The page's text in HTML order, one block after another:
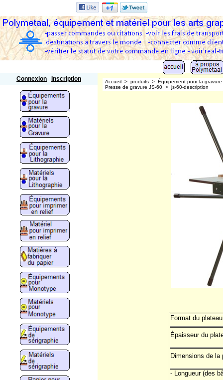
Connexion Inscription Accueil > produits > Équipement pour la gravure
Presse de gravure JS-60 > js-60-description
Format du plateau
Épaisseur du
Dimensions de la
- Longueur (des